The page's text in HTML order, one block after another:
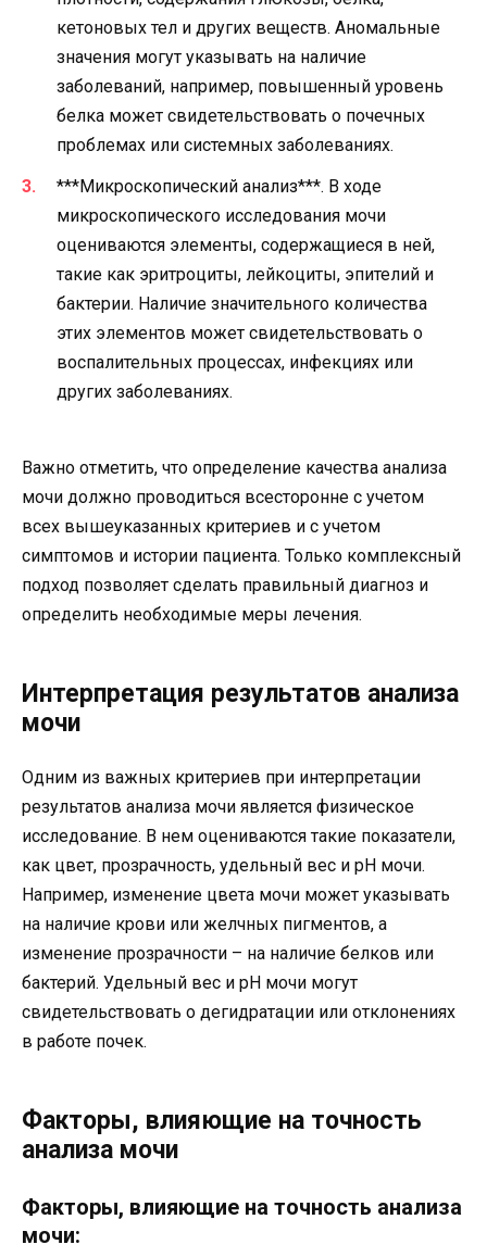
кетоновых тел и других веществ. Аномальные
значения могут указывать на наличие
заболеваний, например, повышенный уровень
белка может свидетельствовать о почечных
проблемах или системных заболеваниях.
***Микроскопический анализ***. В ходе
микроскопического исследования мочи
оцениваются элементы, содержащиеся в ней,
такие как эритроциты, лейкоциты, эпителий и
бактерии. Наличие значительного количества
этих элементов может свидетельствовать о
воспалительных процессах, инфекциях или
других заболеваниях.
Важно отметить, что определение качества анализа
мочи должно проводиться всесторонне с учетом
всех вышеуказанных критериев и с учетом
симптомов и истории пациента. Только комплексный
подход позволяет сделать правильный диагноз и
определить необходимые меры лечения.
Интерпретация результатов анализа
мочи
Одним из важных критериев при интерпретации
результатов анализа мочи является физическое
исследование. В нем оцениваются такие показатели,
как цвет, прозрачность, удельный вес и pH мочи.
Например, изменение цвета мочи может указывать
на наличие крови или желчных пигментов, а
изменение прозрачности – на наличие белков или
бактерий. Удельный вес и pH мочи могут
свидетельствовать о дегидратации или отклонениях
в работе почек.
Факторы, влияющие на точность
анализа мочи
Факторы, влияющие на точность анализа
мочи: